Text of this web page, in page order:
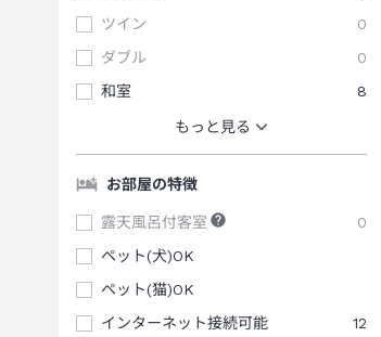
ツイン
0
ダブル
0
和室
8
もっと見る
お部屋の特徴
露天風呂付客室
0
ペット(犬)OK
ペット(猫)OK
インターネット接続可能
12